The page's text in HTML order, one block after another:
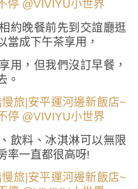
約晚餐前先到交誼廳逛
當成下午茶享用，
用，但我們沒訂早餐，
。
飲料、冰淇淋可以無限
率一直都很高呀!